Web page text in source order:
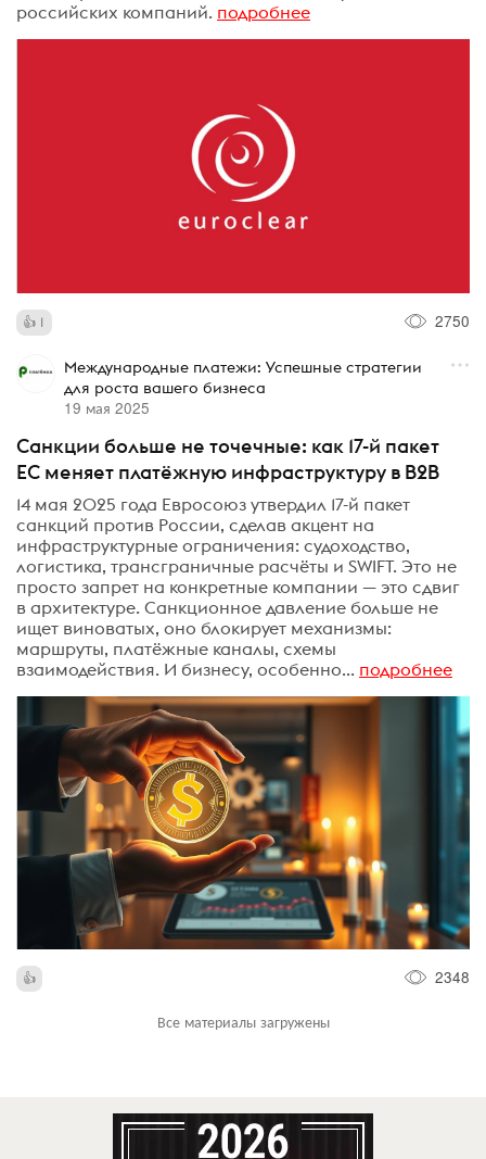
российских компаний. подробнее
1 2750
Международные платежи: Успешные стратегии
для роста вашего бизнеса
19 мая 2025
Санкции больше не точечные: как 17-й пакет
ЕС меняет платёжную инфраструктуру в B2B
14 мая 2025 года Евросоюз утвердил 17-й пакет
санкций против России, сделав акцент на
инфраструктурные ограничения: судоходство,
логистика, трансграничные расчёты и SWIFT. Это не
просто запрет на конкретные компании — это сдвиг
в архитектуре. Санкционное давление больше не
ищет виноватых, оно блокирует механизмы:
маршруты, платёжные каналы, схемы
взаимодействия. И бизнесу, особенно... подробнее
2348
Все материалы загружены